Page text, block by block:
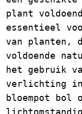
plant
essentieel
van planten,
voldoende
het gebruik
verlichting
bloempot bol